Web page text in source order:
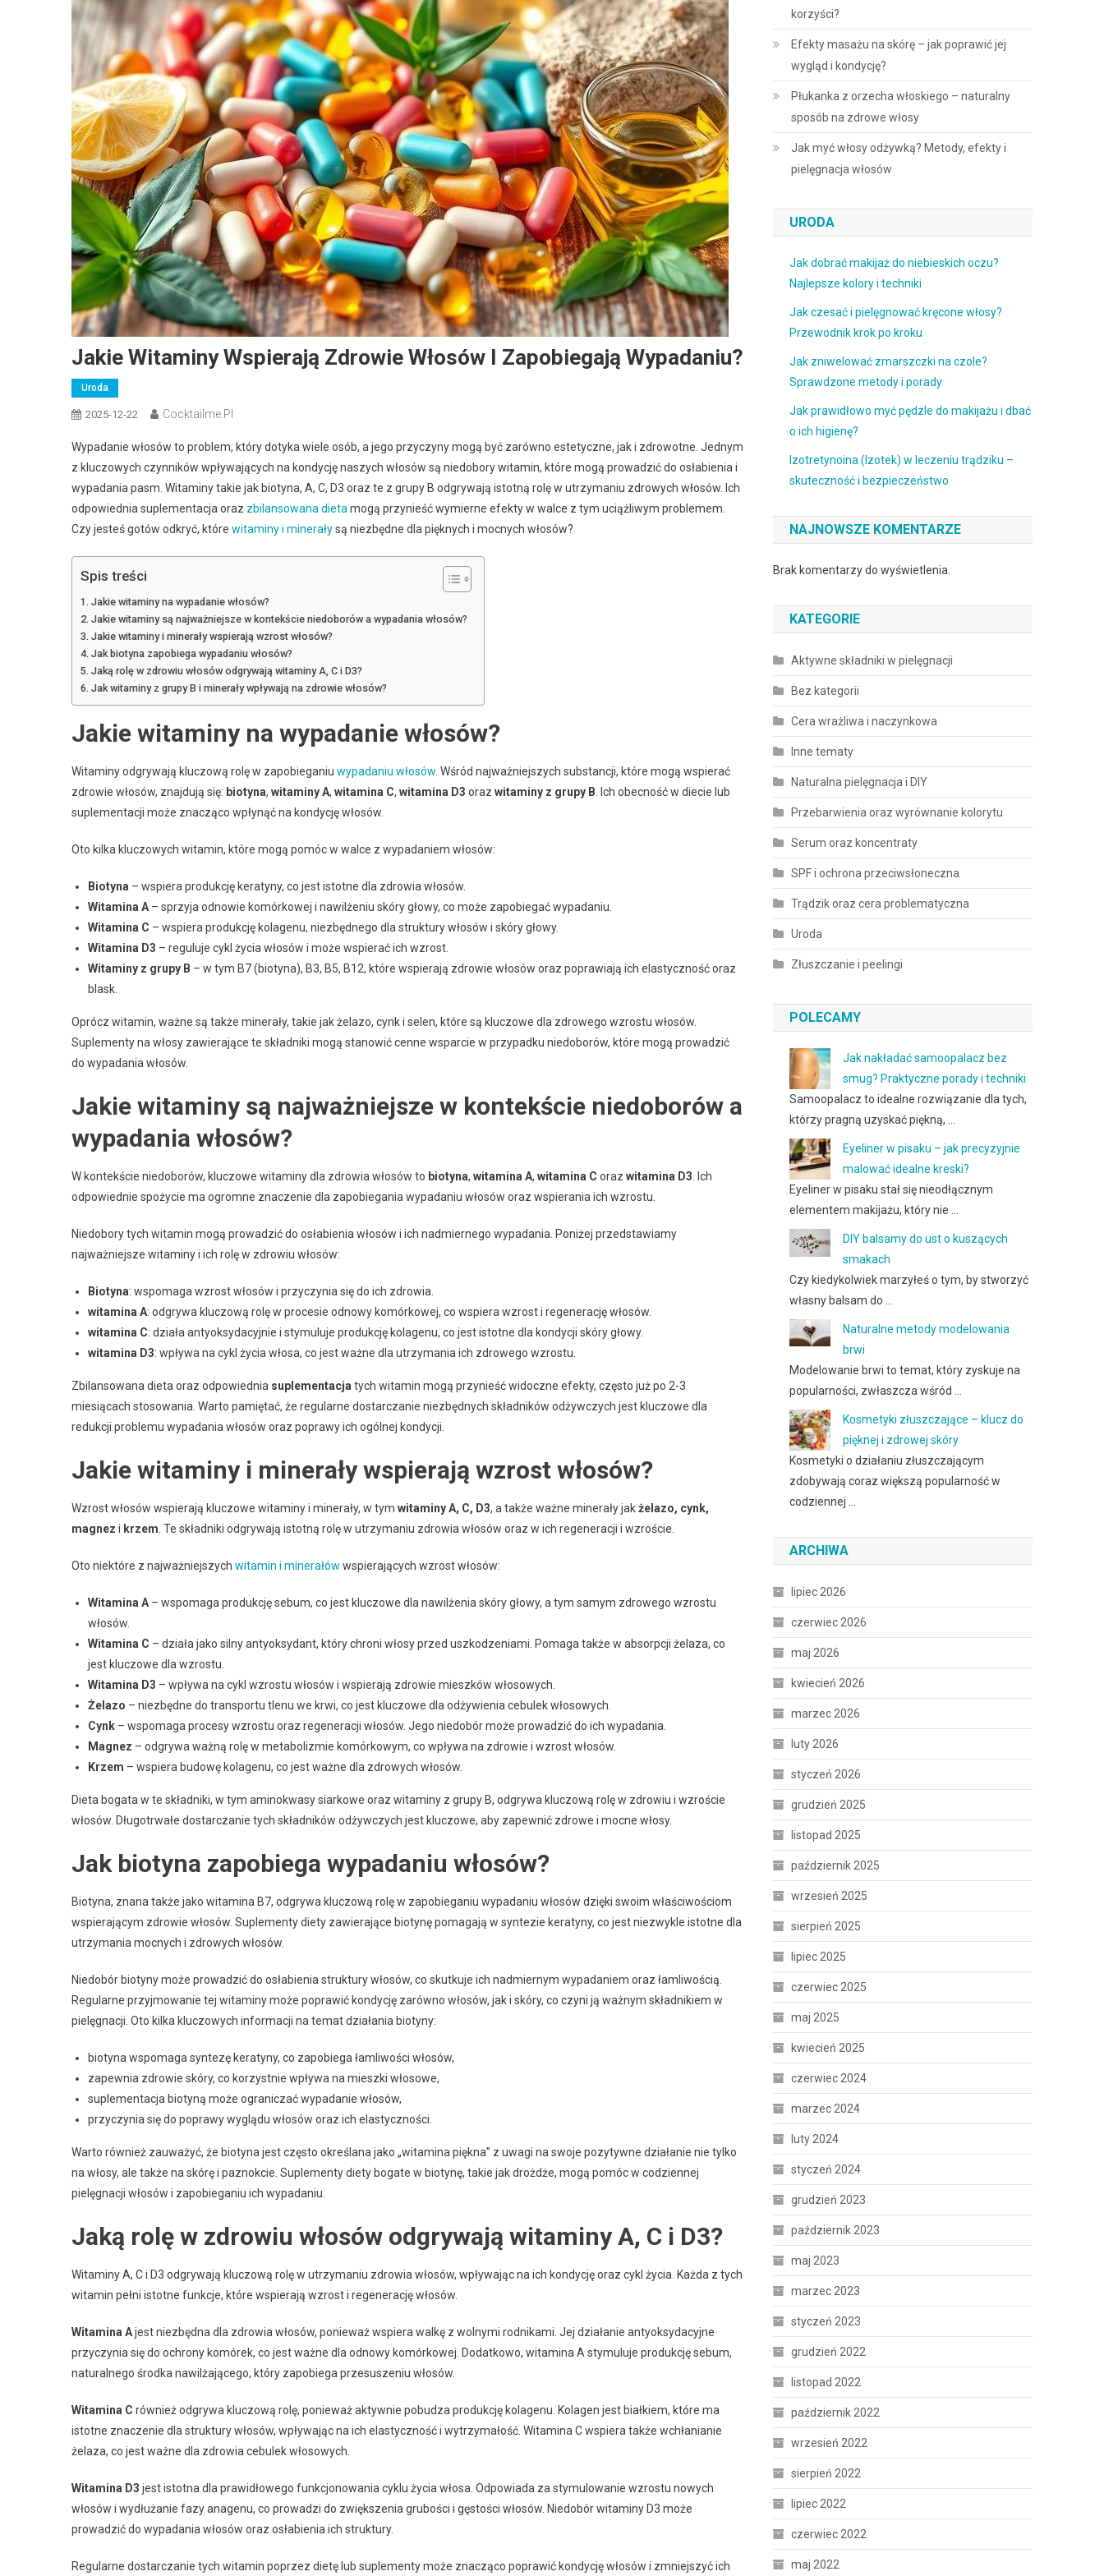
Jakie Witaminy Wspierają Zdrowie Włosów I Zapobiegają Wypadaniu?
Uroda
2025-12-22 Cocktailme.pl
Wypadanie włosów to problem, który dotyka wiele osób, a jego przyczyny mogą być zarówno estetyczne, jak i zdrowotne. Jednym
z kluczowych czynników wpływających na kondycję naszych włosów są niedobory witamin, które mogą prowadzić do osłabienia i
wypadania pasm. Witaminy takie jak biotyna, A, C, D3 oraz te z grupy B odgrywają istotną rolę w utrzymaniu zdrowych włosów. Ich
odpowiednia suplementacja oraz zbilansowana dieta mogą przynieść wymierne efekty w walce z tym uciążliwym problemem.
Czy jesteś gotów odkryć, które witaminy i minerałysą niezbędne dla pięknych i mocnych włosów?
Spis treści
Jakie witaminy na wypadanie włosów?
Jakie witaminy są najważniejsze w kontekście niedoborów a wypadania włosów?
Jakie witaminy i minerały wspierają wzrost włosów?
Jak biotyna zapobiega wypadaniu włosów?
Jaką rolę w zdrowiu włosów odgrywają witaminy A, C i D3?
Jak witaminy z grupy B i minerały wpływają na zdrowie włosów?
Jakie witaminy na wypadanie włosów?
Witaminy odgrywają kluczową rolę w zapobieganiu wypadaniu włosów . Wśród najważniejszych substancji, które mogą wspierać
zdrowie włosów, znajdują się: biotyna, witaminy A, witamina C, witamina D3 oraz witaminy z grupy B . Ich obecność w diecie lub
suplementacji może znacząco wpłynąć na kondycję włosów.
Oto kilka kluczowych witamin, które mogą pomóc w walce z wypadaniem włosów:
Biotyna – wspiera produkcję keratyny, co jest istotne dla zdrowia włosów.
Witamina A – sprzyja odnowie komórkowej i nawilżeniu skóry głowy, co może zapobiegać wypadaniu.
Witamina C – wspiera produkcję kolagenu, niezbędnego dla struktury włosów i skóry głowy.
Witamina D3 – reguluje cykl życia włosów i może wspierać ich wzrost.
Witaminy z grupy B – w tym B7 (biotyna), B3, B5, B12, które wspierają zdrowie włosów oraz poprawiają ich elastyczność oraz
blask.
Oprócz witamin, ważne są także minerały, takie jak żelazo, cynk i selen, które są kluczowe dla zdrowego wzrostu włosów.
Suplementy na włosy zawierające te składniki mogą stanowić cenne wsparcie w przypadku niedoborów, które mogą prowadzić
do wypadania włosów.
Jakie witaminy są najważniejsze w kontekście niedoborów a
wypadania włosów?
W kontekście niedoborów, kluczowe witaminy dla zdrowia włosów to biotyna, witamina A, witamina C oraz witamina D3 . Ich
odpowiednie spożycie ma ogromne znaczenie dla zapobiegania wypadaniu włosów oraz wspierania ich wzrostu.
Niedobory tych witamin mogą prowadzić do osłabienia włosów i ich nadmiernego wypadania. Poniżej przedstawiamy
najważniejsze witaminy i ich rolę w zdrowiu włosów:
Biotyna: wspomaga wzrost włosów i przyczynia się do ich zdrowia.
witamina A: odgrywa kluczową rolę w procesie odnowy komórkowej, co wspiera wzrost i regenerację włosów.
witamina C: działa antyoksydacyjnie i stymuluje produkcję kolagenu, co jest istotne dla kondycji skóry głowy.
witamina D3: wpływa na cykl życia włosa, co jest ważne dla utrzymania ich zdrowego wzrostu.
Zbilansowana dieta oraz odpowiednia suplementacja tych witamin mogą przynieść widoczne efekty, często już po 2-3
miesiącach stosowania. Warto pamiętać, że regularne dostarczanie niezbędnych składników odżywczych jest kluczowe dla
redukcji problemu wypadania włosów oraz poprawy ich ogólnej kondycji.
Jakie witaminy i minerały wspierają wzrost włosów?
Wzrost włosów wspierają kluczowe witaminy i minerały, w tym witaminy A, C, D3, a także ważne minerały jakżelazo, cynk,
magnez i krzem . Te składniki odgrywają istotną rolę w utrzymaniu zdrowia włosów oraz w ich regeneracji i wzroście.
Oto niektóre z najważniejszych witamin i minerałów wspierających wzrost włosów:
Witamina A – wspomaga produkcję sebum, co jest kluczowe dla nawilżenia skóry głowy, a tym samym zdrowego wzrostu
włosów.
Witamina C – działa jako silny antyoksydant, który chroni włosy przed uszkodzeniami. Pomaga także w absorpcji żelaza, co
jest kluczowe dla wzrostu.
Witamina D3 – wpływa na cykl wzrostu włosów i wspierają zdrowie mieszków włosowych.
Żelazo – niezbędne do transportu tlenu we krwi, co jest kluczowe dla odżywienia cebulek włosowych.
Cynk – wspomaga procesy wzrostu oraz regeneracji włosów. Jego niedobór może prowadzić do ich wypadania.
Magnez – odgrywa ważną rolę w metabolizmie komórkowym, co wpływa na zdrowie i wzrost włosów.
Krzem – wspiera budowę kolagenu, co jest ważne dla zdrowych włosów.
Dieta bogata w te składniki, w tym aminokwasy siarkowe oraz witaminy z grupy B, odgrywa kluczową rolę w zdrowiu i wzroście
włosów. Długotrwałe dostarczanie tych składników odżywczych jest kluczowe, aby zapewnić zdrowe i mocne włosy.
Jak biotyna zapobiega wypadaniu włosów?
Biotyna, znana także jako witamina B7, odgrywa kluczową rolę w zapobieganiu wypadaniu włosów dzięki swoim właściwościom
wspierającym zdrowie włosów. Suplementy diety zawierające biotynę pomagają w syntezie keratyny, co jest niezwykle istotne dla
utrzymania mocnych i zdrowych włosów.
Niedobór biotyny może prowadzić do osłabienia struktury włosów, co skutkuje ich nadmiernym wypadaniem oraz łamliwością.
Regularne przyjmowanie tej witaminy może poprawić kondycję zarówno włosów, jak i skóry, co czyni ją ważnym składnikiem w
pielęgnacji. Oto kilka kluczowych informacji na temat działania biotyny:
biotyna wspomaga syntezę keratyny, co zapobiega łamliwości włosów,
zapewnia zdrowie skóry, co korzystnie wpływa na mieszki włosowe,
suplementacja biotyną może ograniczać wypadanie włosów,
przyczynia się do poprawy wyglądu włosów oraz ich elastyczności.
Warto również zauważyć, że biotyna jest często określana jako „witamina piękna” z uwagi na swoje pozytywne działanie nie tylko
na włosy, ale także na skórę i paznokcie. Suplementy diety bogate w biotynę, takie jak drożdże, mogą pomóc w codziennej
pielęgnacji włosów i zapobieganiu ich wypadaniu.
Jaką rolę w zdrowiu włosów odgrywają witaminy A, C i D3?
Witaminy A, C i D3 odgrywają kluczową rolę w utrzymaniu zdrowia włosów, wpływając na ich kondycję oraz cykl życia. Każda z tych
witamin pełni istotne funkcje, które wspierają wzrost i regenerację włosów.
Witamina Ajest niezbędna dla zdrowia włosów, ponieważ wspiera walkę z wolnymi rodnikami. Jej działanie antyoksydacyjne
przyczynia się do ochrony komórek, co jest ważne dla odnowy komórkowej. Dodatkowo, witamina A stymuluje produkcję sebum,
naturalnego środka nawilżającego, który zapobiega przesuszeniu włosów.
Witamina C również odgrywa kluczową rolę, ponieważ aktywnie pobudza produkcję kolagenu. Kolagen jest białkiem, które ma
istotne znaczenie dla struktury włosów, wpływając na ich elastyczność i wytrzymałość. Witamina C wspiera także wchłanianie
żelaza, co jest ważne dla zdrowia cebulek włosowych.
Witamina D3 jest istotna dla prawidłowego funkcjonowania cyklu życia włosa. Odpowiada za stymulowanie wzrostu nowych
włosów i wydłużanie fazy anagenu, co prowadzi do zwiększenia grubości i gęstości włosów. Niedobór witaminy D3 może
prowadzić do wypadania włosów oraz osłabienia ich struktury.
Regularne dostarczanie tych witamin poprzez dietę lub suplementy może znacząco poprawić kondycję włosów i zmniejszyć ich
korzyści?
Efekty masażu na skórę – jak poprawić jej
wygląd i kondycję?
Płukanka z orzecha włoskiego – naturalny
sposób na zdrowe włosy
Jak myć włosy odżywką? Metody, efekty i
pielęgnacja włosów
URODA
Jak dobrać makijaż do niebieskich oczu?
Najlepsze kolory i techniki
Jak czesać i pielęgnować kręcone włosy?
Przewodnik krok po kroku
Jak zniwelować zmarszczki na czole?
Sprawdzone metody i porady
Jak prawidłowo myć pędzle do makijażu i dbać
o ich higienę?
Izotretynoina (Izotek) w leczeniu trądziku –
skuteczność i bezpieczeństwo
NAJNOWSZE KOMENTARZE
Brak komentarzy do wyświetlenia.
KATEGORIE
Aktywne składniki w pielęgnacji
Bez kategorii
Cera wrażliwa i naczynkowa
Inne tematy
Naturalna pielęgnacja i DIY
Przebarwienia oraz wyrównanie kolorytu
Serum oraz koncentraty
SPF i ochrona przeciwsłoneczna
Trądzik oraz cera problematyczna
Uroda
Złuszczanie i peelingi
POLECAMY
Jak nakładać samoopalacz bez
smug? Praktyczne porady i techniki
Samoopalacz to idealne rozwiązanie dla tych,
którzy pragną uzyskać piękną, …
Eyeliner w pisaku – jak precyzyjnie
malować idealne kreski?
Eyeliner w pisaku stał się nieodłącznym
elementem makijażu, który nie …
DIY balsamy do ust o kuszących
smakach
Czy kiedykolwiek marzyłeś o tym, by stworzyć
własny balsam do …
Naturalne metody modelowania
brwi
Modelowanie brwi to temat, który zyskuje na
popularności, zwłaszcza wśród …
Kosmetyki złuszczające – klucz do
pięknej i zdrowej skóry
Kosmetyki o działaniu złuszczającym
zdobywają coraz większą popularność w
codziennej …
ARCHIWA
lipiec 2026
czerwiec 2026
maj 2026
kwiecień 2026
marzec 2026
luty 2026
styczeń 2026
grudzień 2025
listopad 2025
październik 2025
wrzesień 2025
sierpień 2025
lipiec 2025
czerwiec 2025
maj 2025
kwiecień 2025
czerwiec 2024
marzec 2024
luty 2024
styczeń 2024
grudzień 2023
październik 2023
maj 2023
marzec 2023
styczeń 2023
grudzień 2022
listopad 2022
październik 2022
wrzesień 2022
sierpień 2022
lipiec 2022
czerwiec 2022
maj 2022